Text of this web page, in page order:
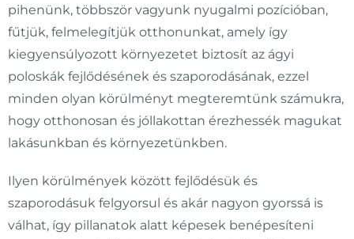
pihenünk, többször vagyunk nyugalmi pozícióban,
fűtjük, felmelegítjük otthonunkat, amely így
kiegyensúlyozott környezetet biztosít az ágyi
poloskák fejlődésének és szaporodásának, ezzel
minden olyan körülményt megteremtünk számukra,
hogy otthonosan és jóllakottan érezhessék magukat
lakásunkban és környezetünkben.
Ilyen körülmények között fejlődésük és
szaporodásuk felgyorsul és akár nagyon gyorssá is
válhat, így pillanatok alatt képesek benépesíteni